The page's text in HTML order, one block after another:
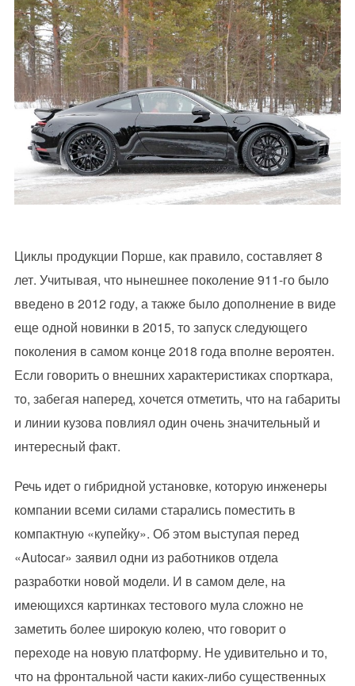
Циклы продукции Порше, как правило, составляет 8
лет. Учитывая, что нынешнее поколение 911-го было
введено в 2012 году, а также было дополнение в виде
еще одной новинки в 2015, то запуск следующего
поколения в самом конце 2018 года вполне вероятен.
Если говорить о внешних характеристиках спорткара,
то, забегая наперед, хочется отметить, что на габариты
и линии кузова повлиял один очень значительный и
интересный факт.
Речь идет о гибридной установке, которую инженеры
компании всеми силами старались поместить в
компактную «купейку». Об этом выступая перед
«Autocar» заявил одни из работников отдела
разработки новой модели. И в самом деле, на
имеющихся картинках тестового мула сложно не
заметить более широкую колею, что говорит о
переходе на новую платформу. Не удивительно и то,
что на фронтальной части каких-либо существенных